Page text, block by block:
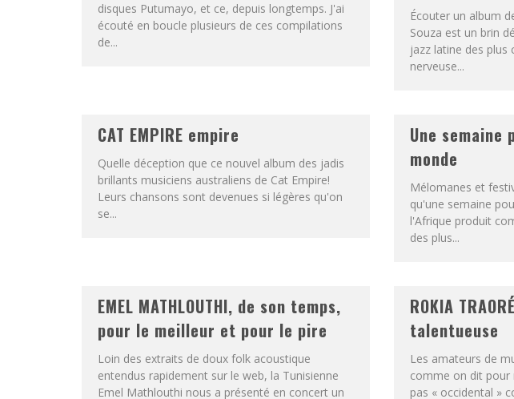
disques Putumayo, et ce, depuis longtemps. J'ai
écouté en boucle plusieurs de ces compilations
de...
Écouter un album
Souza est un brin
jazz latine des plus
nerveuse...
CAT EMPIRE empire
Quelle déception que ce nouvel album des jadis
brillants musiciens australiens de Cat Empire!
Leurs chansons sont devenues si légères qu'on
se...
Une
monde
Mélomanes et
qu'une semaine
l'Afrique produit
des plus...
EMEL MATHLOUTHI, de son temps,
pour le meilleur et pour le pire
Loin des extraits de doux folk acoustique
entendus rapidement sur le web, la Tunisienne
Emel Mathlouthi nous a présenté en concert un
ROKIA
talentueuse
Les amateurs de
comme on dit
pas « occidental »